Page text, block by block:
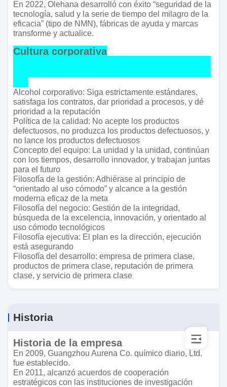
En 2022, Olehana desarrolló con éxito “seguridad de la
tecnología, salud y la serie de tiempo del milagro de la
eficacia” (tipo de NMN), fábricas de ayuda y marcas
transforme y actualice.
Cultura corporativa
Alcohol corporativo: Siga estrictamente estándares,
satisfaga los contratos, dar prioridad a procesos, y dé
prioridad a la reputación
Política de la calidad: No acepte los productos
defectuosos, no produzca los productos defectuosos, y
no lance los productos defectuosos
Concepto del equipo: La unidad y la unidad, continúan
con los tiempos, desarrollo innovador, y trabajan juntas
para el futuro
Filosofía de la gestión: Adhiérase al principio de
“orientado al uso cómodo” y alcance a la gestión
moderna eficaz de la meta
Filosofía del negocio: Gestión de la integridad,
búsqueda de la excelencia, innovación, y orientado al
uso cómodo tecnológicos
Filosofía ejecutiva: El plan es la dirección, ejecución
está asegurando
Filosofía del desarrollo: empresa de primera clase,
productos de primera clase, reputación de primera
clase, y servicio de primera clase
Historia
Historia de la empresa
En 2009, Guangzhou Aurena Co. químico diario, Ltd.
fue establecido.
En 2011, alcanzó acuerdos de cooperación
estratégicos con las instituciones de investigación